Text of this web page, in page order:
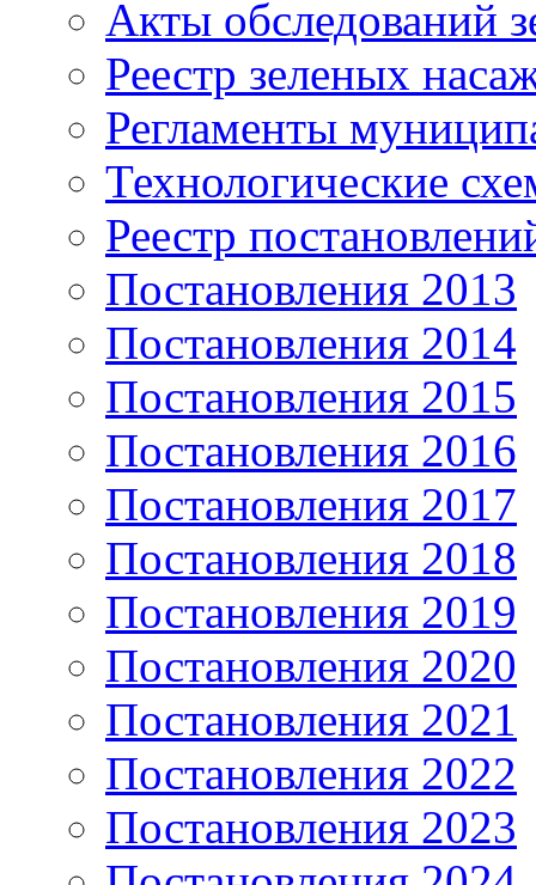
Акты обследований
Реестр зеленых
Регламенты
Технологические
Реестр
Постановления 2013
Постановления 2014
Постановления 2015
Постановления 2016
Постановления 2017
Постановления 2018
Постановления 2019
Постановления 2020
Постановления 2021
Постановления 2022
Постановления 2023